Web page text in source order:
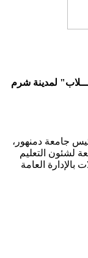
لمدينة شرم
جامعة دمنهور،
لشئون التعليم
بالإدارة العامة